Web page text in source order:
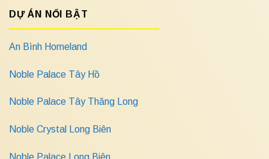
DỰ ÁN NỔI BẬT
An Bình Homeland
Noble Palace Tây Hồ
Noble Palace Tây Thăng Long
Noble Crystal Long Biên
Noble Palace Long Biên